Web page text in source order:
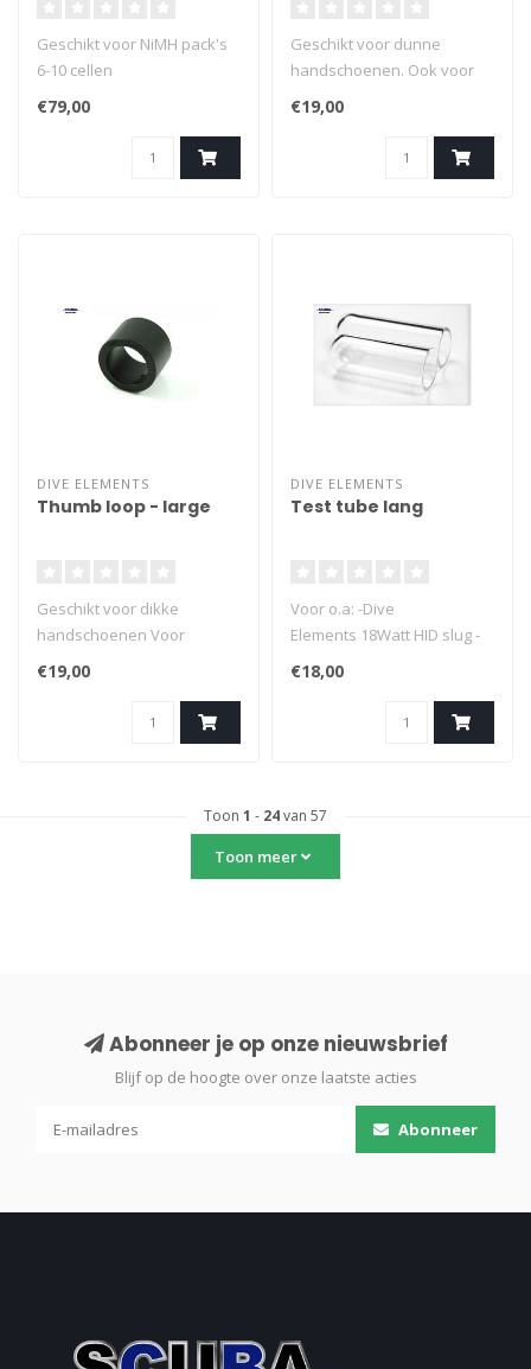
Geschikt voor NiMH pack's
6-10 cellen
- 2Ah laadstroom.
Processorgestuurd
laadproces. Delta V
laadprincipe. Voorzien van
€79,00
Geschikt voor dunne
handschoenen. Ook voor
blote handen. Voor
montage op Goodman
€19,00
DIVE ELEMENTS
Thumb loop - large
Geschikt voor dikke
handschoenen Voor
montage op Goodman
handle
€19,00
DIVE ELEMENTS
Test tube lang
Voor o.a: -Dive
Elements 18Watt HID slug -
Halcyon 18Watt HID slug (old
style) -Salvo lamps -Lengte
+_ 76mm ID +_ 20.8mm OD +_
€18,00
Toon 1 - 24van 57
Toon meer
Abonneer je op onze nieuwsbrief
Blijf op de hoogte over onze laatste acties
Abonneer